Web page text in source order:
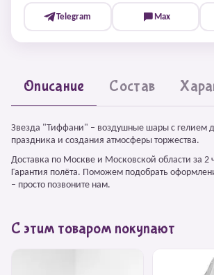
Telegram Max
Описание Состав
Звезда "Тиффани" – воздушные шары с гелием
праздника и создания атмосферы торжества.
Доставка по Москве и Московской области за 2
Гарантия полёта. Поможем подобрать
– просто позвоните нам.
С этим товаром покупают